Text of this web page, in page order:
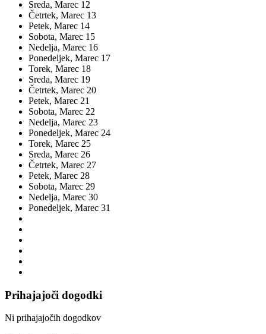
Sreda, Marec 12
Četrtek, Marec 13
Petek, Marec 14
Sobota, Marec 15
Nedelja, Marec 16
Ponedeljek, Marec 17
Torek, Marec 18
Sreda, Marec 19
Četrtek, Marec 20
Petek, Marec 21
Sobota, Marec 22
Nedelja, Marec 23
Ponedeljek, Marec 24
Torek, Marec 25
Sreda, Marec 26
Četrtek, Marec 27
Petek, Marec 28
Sobota, Marec 29
Nedelja, Marec 30
Ponedeljek, Marec 31
Prihajajoči dogodki
Ni prihajajočih dogodkov